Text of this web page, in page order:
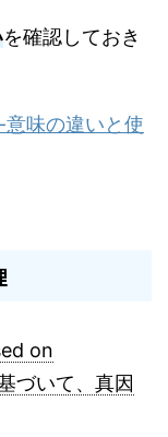
を確認しておき
味の違いと使
on
づいて、真因